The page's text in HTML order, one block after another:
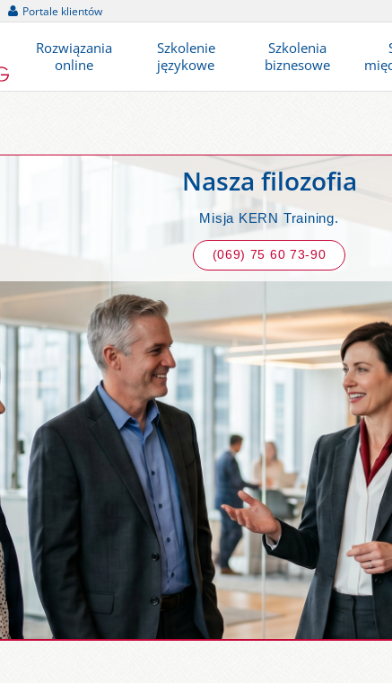
Portale klientów
Rozwiązania
online
Szkolenie
językowe
Szkolenia
biznesowe
Nasza filozofia
Misja KERN Training.
(069) 75 60 73-90